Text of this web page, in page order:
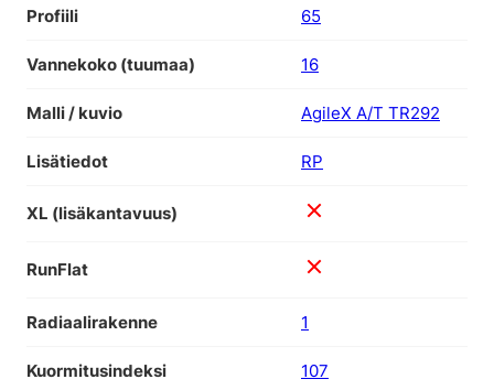
Profiili 65
Vannekoko (tuumaa) 16
Malli / kuvio AgileX A/T TR292
Lisätiedot RP
XL (lisäkantavuus)
RunFlat
Radiaalirakenne 1
Kuormitusindeksi 107